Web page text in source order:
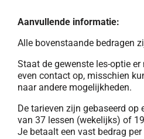
Aanvullende informatie:
Alle bovenstaande bedragen
Staat de gewenste les-optie
even contact op, misschien
naar andere mogelijkheden.
De tarieven zijn gebaseerd
van 37 lessen (wekelijks) of
Je betaalt een vast bedrag